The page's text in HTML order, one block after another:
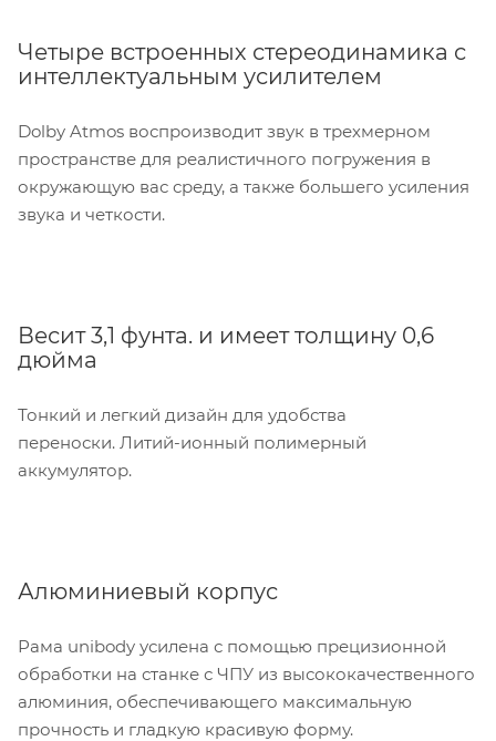
Четыре встроенных стереодинамика с
интеллектуальным усилителем
Dolby Atmos воспроизводит звук в трехмерном
пространстве для реалистичного погружения в
окружающую вас среду, а также большего усиления
звука и четкости.
Весит 3,1 фунта. и имеет толщину 0,6
дюйма
Тонкий и легкий дизайн для удобства
переноски. Литий-ионный полимерный
аккумулятор.
Алюминиевый корпус
Рама unibody усилена с помощью прецизионной
обработки на станке с ЧПУ из высококачественного
алюминия, обеспечивающего максимальную
прочность и гладкую красивую форму.